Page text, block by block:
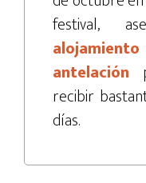
festival,
antelación
recibir
días.